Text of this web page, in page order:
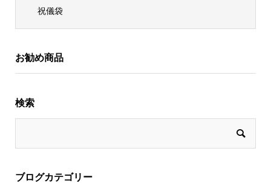
祝儀袋
お勧め商品
検索
ブログカテゴリー